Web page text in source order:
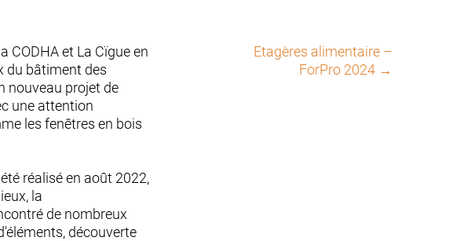
Etagères alimentaire –
ForPro 2024 →
CODHA et La Cïgue en
du bâtiment des
nouveau projet de
une attention
les fenêtres en bois
réalisé en août 2022,
la
de nombreux
découverte